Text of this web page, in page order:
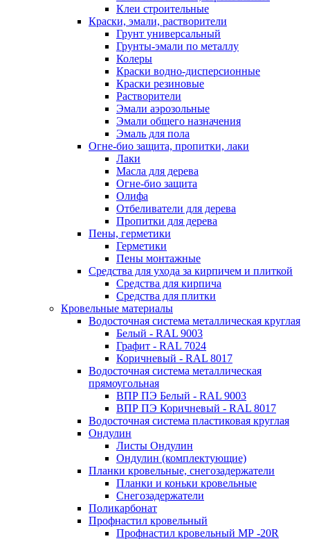
Клеи строительные
Краски, эмали, растворители
Грунт универсальный
Грунты-эмали по металлу
Колеры
Краски водно-дисперсионные
Краски резиновые
Растворители
Эмали аэрозольные
Эмали общего назначения
Эмаль для пола
Огне-био защита, пропитки, лаки
Лаки
Масла для дерева
Огне-био защита
Олифа
Отбеливатели для дерева
Пропитки для дерева
Пены, герметики
Герметики
Пены монтажные
Средства для ухода за кирпичем и плиткой
Средства для кирпича
Средства для плитки
Кровельные материалы
Водосточная система металлическая круглая
Белый - RAL 9003
Графит - RAL 7024
Коричневый - RAL 8017
Водосточная система металлическая
прямоугольная
ВПР ПЭ Белый - RAL 9003
ВПР ПЭ Коричневый - RAL 8017
Водосточная система пластиковая круглая
Ондулин
Листы Ондулин
Ондулин (комплектующие)
Планки кровельные, снегозадержатели
Планки и коньки кровельные
Снегозадержатели
Поликарбонат
Профнастил кровельный
Профнастил кровельный МР -20R